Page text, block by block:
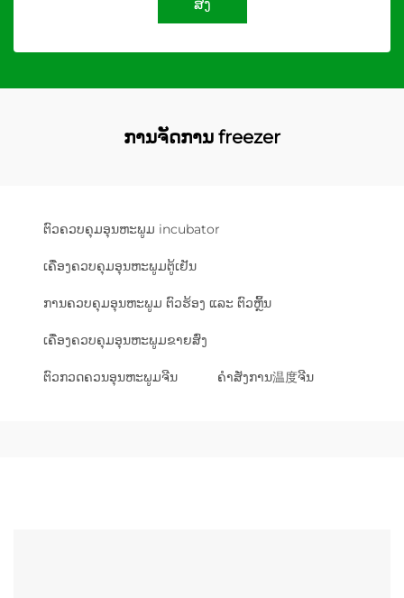
ສົ່ງ
ການຈັດການ freezer
ຕົວຄວບຄຸມອຸນຫະພູມ incubator
ເຄື່ອງຄວບຄຸມອຸນຫະພູມຕູ້ເຢັນ
ການຄວບຄຸມອຸນຫະພູມ ຕົວຮ້ອງ ແລະ ຕົວຫຼິ້ນ
ເຄື່ອງຄວບຄຸມອຸນຫະພູມຂາຍສົ່ງ
ຕົວກວດຄວນອຸນຫະພູມຈີນ ຄຳສັ່ງການ温度ຈີນ